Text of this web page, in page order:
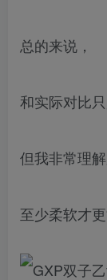
总的来说，
和实际对比
但我非常理解
至少柔软才